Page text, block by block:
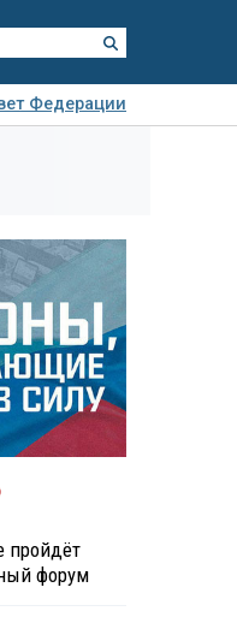
Федерации
пройдёт
форум